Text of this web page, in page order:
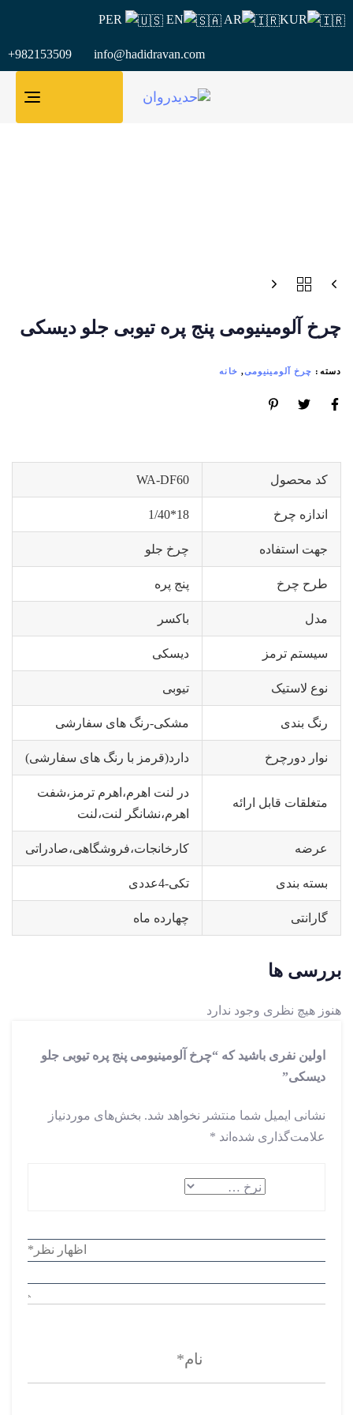
PER EN AR KUR
+982153509 info@hadidravan.com
چرخ آلومينيومی پنج پره تیوبی جلو دیسکی
دسته: چرخ آلومینیومی, خانه
کد محصول WA-DF60
اندازه چرخ 18*1/40
جهت استفاده چرخ جلو
طرح چرخ پنج پره
مدل باکسر
سیستم ترمز دیسکی
نوع لاستیک تیوبی
رنگ بندی مشکی-رنگ های سفارشی
نوار دورچرخ دارد(قرمز با رنگ های سفارشی)
متغلقات قابل ارائه
در لنت اهرم،اهرم ترمز،شفت
اهرم،نشانگر لنت،لنت
عرضه کارخانجات،فروشگاهی،صادراتی
بسته بندی تکی-4عددی
گارانتی چهارده ماه
بررسی ها
هنوز هیچ نظری وجود ندارد
اولین نفری باشید که “چرخ آلومينيومی پنج پره تیوبی جلو
دیسکی”
نشانی ایمیل شما منتشر نخواهد شد. بخش‌های موردنیاز
علامت‌گذاری شده‌اند *